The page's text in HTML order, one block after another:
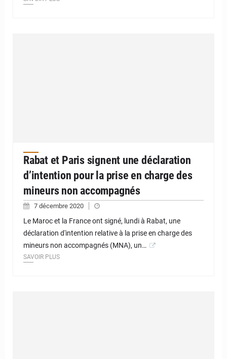
Rabat et Paris signent une déclaration
d’intention pour la prise en charge des
mineurs non accompagnés
7 décembre 2020
Le Maroc et la France ont signé, lundi à Rabat, une
déclaration d'intention relative à la prise en charge des
mineurs non accompagnés (MNA), un…
SAVOIR PLUS